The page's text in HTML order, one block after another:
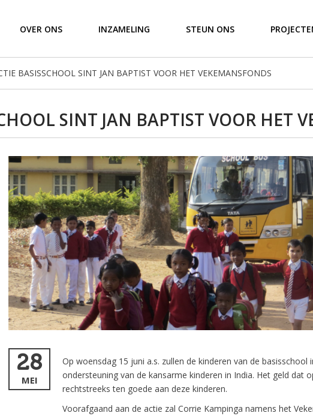
OVER ONS INZAMELING STEUN ONS
BASISSCHOOL SINT JAN BAPTIST VOOR HET VEKEMANSFONDS
SINT JAN BAPTIST VOOR HET
28
MEI
Op woensdag 15 juni a.s. zullen de kinderen van de
ondersteuning van de kansarme kinderen in India. Het geld dat
rechtstreeks ten goede aan deze kinderen.
Voorafgaand aan de actie zal Corrie Kampinga namens het